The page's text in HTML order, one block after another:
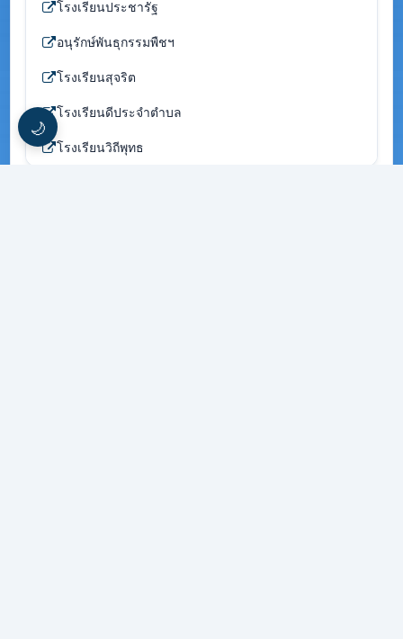
โรงเรียนประชารัฐ
อนุรักษ์พันธุกรรมพืชฯ
โรงเรียนสุจริต
โรงเรียนดีประจำตำบล
โรงเรียนวิถีพุทธ
🌙